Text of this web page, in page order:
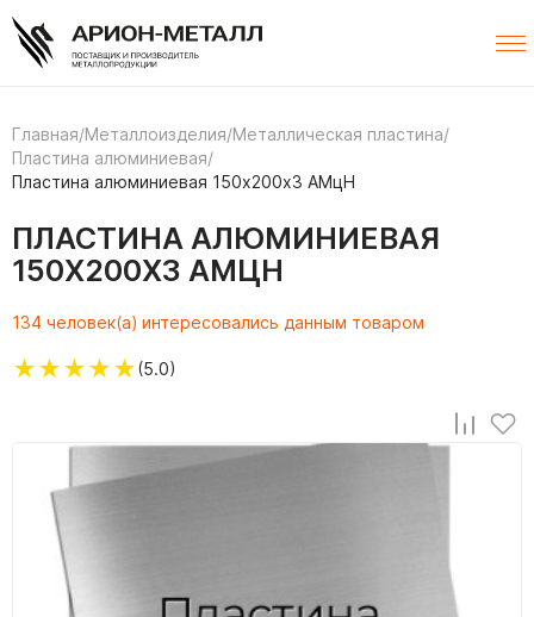
Главная/Металлоизделия/Металлическая пластина/
Пластина алюминиевая/
Пластина алюминиевая 150х200х3 АМцН
ПЛАСТИНА АЛЮМИНИЕВАЯ
150Х200Х3 АМЦН
134 человек(а) интересовались данным товаром
★★★★★(5.0)